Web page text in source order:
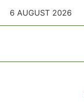
6 AUGUST 2026